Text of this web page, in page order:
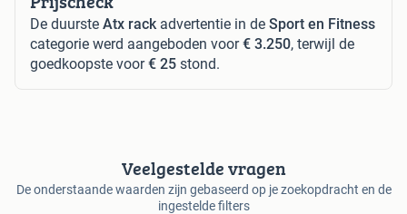
De duurste Atx rack advertentie in de Sport en Fitness
categorie werd aangeboden voor€ 3.250, terwijl de
goedkoopste voor€ 25 stond.
Veelgestelde vragen
De onderstaande waarden zijn gebaseerd op je zoekopdracht en de
ingestelde filters